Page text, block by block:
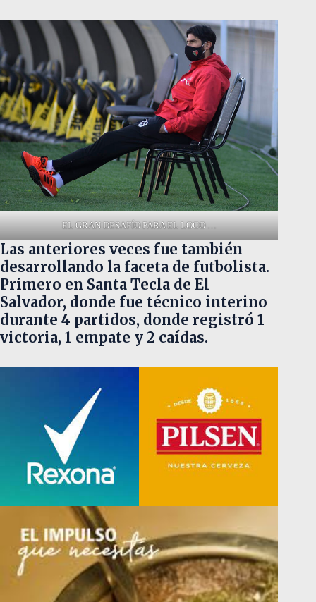
EL GRAN DESAFÍO PARA EL LOCO …
Las anteriores veces fue también
desarrollando la faceta de futbolista.
Primero en Santa Tecla de El
Salvador, donde fue técnico interino
durante 4 partidos, donde registró 1
victoria, 1 empate y 2 caídas.